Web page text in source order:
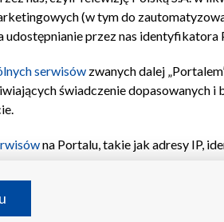
(w tym do
udostępnianie przez nas identyfikatora
serwisów zwanych dalej
świadczenie dopasowanych i
na Portalu, takie jak adresy IP,
urządzeniu lub dostęp do nich,
treści, wyboru